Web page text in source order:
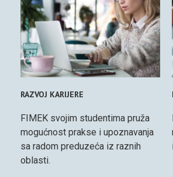
RAZVOJ KARIJERE
FIMEK svojim studentima pruža
mogućnost prakse i upoznavanja
sa radom preduzeća iz raznih
oblasti.